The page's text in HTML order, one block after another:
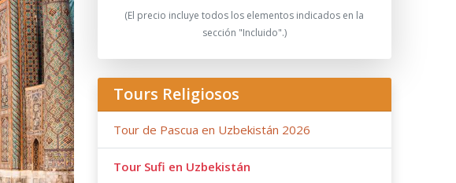
(El precio incluye todos los elementos indicados en la
sección "Incluido".)
Tours Religiosos
Tour de Pascua en Uzbekistán 2026
Tour Sufi en Uzbekistán